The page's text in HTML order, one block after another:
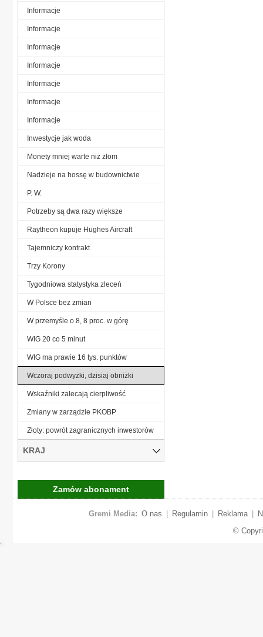
Informacje
Informacje
Informacje
Informacje
Informacje
Informacje
Informacje
Inwestycje jak woda
Monety mniej warte niż złom
Nadzieje na hossę w budownictwie
P. W.
Potrzeby są dwa razy większe
Raytheon kupuje Hughes Aircraft
Tajemniczy kontrakt
Trzy Korony
Tygodniowa statystyka zleceń
W Polsce bez zmian
W przemyśle o 8, 8 proc. w górę
WIG 20 co 5 minut
WIG ma prawie 16 tys. punktów
Wczoraj podwyżki, dzisiaj obniżki
Wskaźniki zalecają cierpliwość
Zmiany w zarządzie PKOBP
Złoty: powrót zagranicznych inwestorów
KRAJ
Zamów abonament
Gremi Media: O nas Regulamin Reklama
©